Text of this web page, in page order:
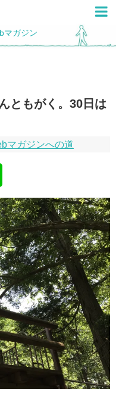
マガジン
ともがく。30日は
マガジンへの道